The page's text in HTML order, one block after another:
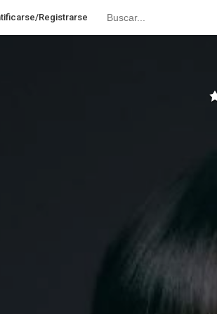
Registrarse